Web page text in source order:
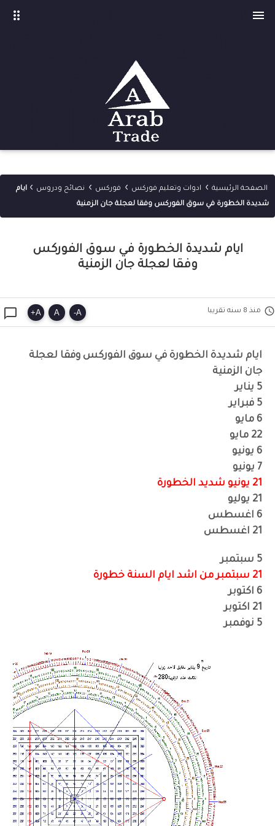

drag_indicator
الصفحة الرئيسية › ادوات وتعليم فوركس › فوركس › نصائح ودروس › ايام
شديدة الخطورة في سوق الفوركس وفقا لعجلة جان الزمنية
ايام شديدة الخطورة في سوق الفوركس
وفقا لعجلة جان الزمنية
 منذ 8 سنه تقريبا  A
-
A
A
+
ايام شديدة الخطورة في سوق الفوركس وفقا لعجلة
جان الزمنية
5 يناير
5 فبراير
6 مايو
22 مايو
6 يونيو
7 يونيو
21 يونيو شديد الخطورة
21 يوليو
6 اغسطس
21 اغسطس
5 سبتمبر
21 سبتمبر من اشد ايام السنة خطورة
6 اكتوبر
21 اكتوبر
5 نوفمبر